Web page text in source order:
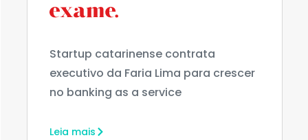
Startup catarinense contrata
executivo da Faria Lima para crescer
no banking as a service
Leia mais